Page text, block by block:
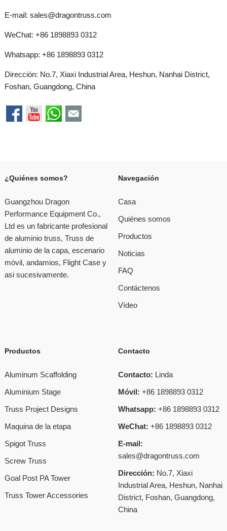
E-mail: sales@dragontruss.com
WeChat: +86 1898893 0312
Whatsapp: +86 1898893 0312
Dirección: No.7, Xiaxi Industrial Area, Heshun, Nanhai District,
Foshan, Guangdong, China
¿Quiénes somos?
Guangzhou Dragon
Performance Equipment Co.,
Ltd es un fabricante profesional
de aluminio truss, Truss de
aluminio de la capa, escenario
móvil, andamios, Flight Case y
asi sucesivamente.
Navegación
Casa
Quiénes somos
Productos
Noticias
FAQ
Contáctenos
Vídeo
Productos
Aluminum Scaffolding
Aluminium Stage
Truss Project Designs
Maquina de la etapa
Spigot Truss
Screw Truss
Goal Post PA Tower
Truss Tower Accessories
Contacto
Contacto: Linda
Móvil: +86 1898893 0312
Whatsapp: +86 1898893 0312
WeChat: +86 1898893 0312
E-mail:
sales@dragontruss.com
Dirección: No.7, Xiaxi
Industrial Area, Heshun, Nanhai
District, Foshan, Guangdong,
China